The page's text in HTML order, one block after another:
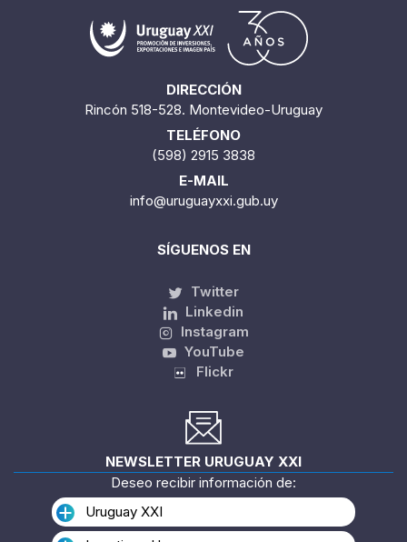
DIRECCIÓN
Rincón 518-528. Montevideo-Uruguay
TELÉFONO
(598) 2915 3838
E-MAIL
info@uruguayxxi.gub.uy
SÍGUENOS EN
Twitter
Linkedin
Instagram
YouTube
Flickr
NEWSLETTER URUGUAY XXI
Deseo recibir información de:
Uruguay XXI